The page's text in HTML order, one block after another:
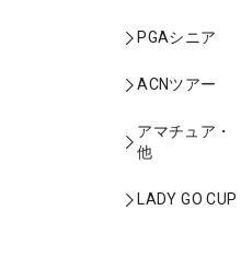
PGAシニア
ACNツアー
アマチュア・
他
LADY GO CUP